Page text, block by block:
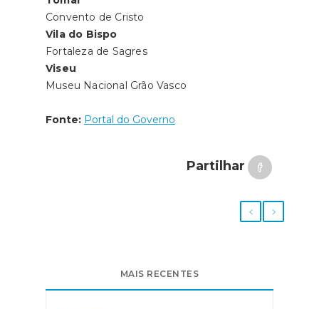
Convento de Cristo
Vila do Bispo
Fortaleza de Sagres
Viseu
Museu Nacional Grão Vasco
Fonte: Portal do Governo
Partilhar
MAIS RECENTES